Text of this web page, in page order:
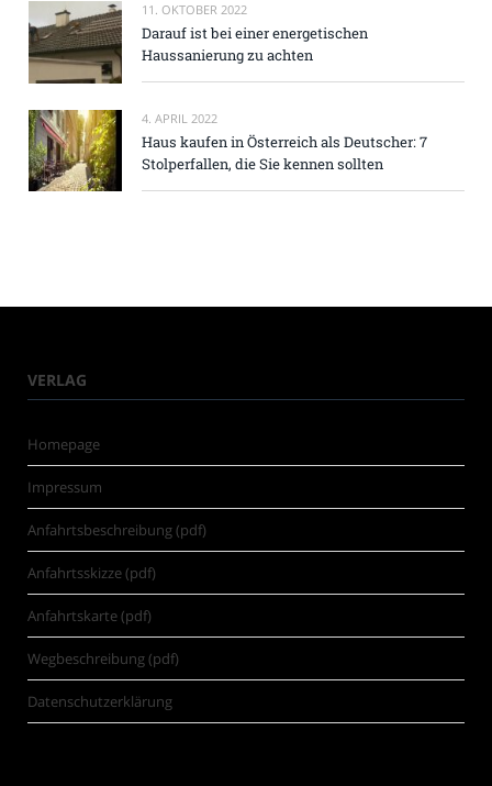
11. OKTOBER 2022
Darauf ist bei einer energetischen
Haussanierung zu achten
4. APRIL 2022
Haus kaufen in Österreich als Deutscher: 7
Stolperfallen, die Sie kennen sollten
VERLAG
Homepage
Impressum
Anfahrtsbeschreibung (pdf)
Anfahrtsskizze (pdf)
Anfahrtskarte (pdf)
Wegbeschreibung (pdf)
Datenschutzerklärung